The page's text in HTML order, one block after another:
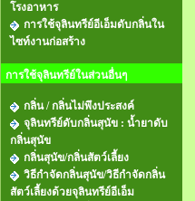
โรงอาหาร
การใช้จุลินทรีย์อีเอ็มดับกลิ่นใน
ไซท์งานก่อสร้าง
การใช้จุลินทรีย์ในส่วนอื่นๆ
กลิ่น / กลิ่นไม่พึงประสงค์
จุลินทรีย์ดับกลิ่นสุนัข : น้ำยาดับ
กลิ่นสุนัข
กลิ่นสุนัข/กลิ่นสัตว์เลี้ยง
วิธีกําจัดกลิ่นสุนัข/วิธีกำจัดกลิ่น
สัตว์เลี้ยงด้วยจุลินทรีย์อีเอ็ม